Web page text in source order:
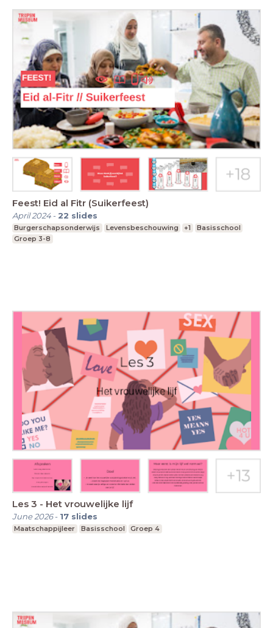
Feest! Eid al Fitr (Suikerfeest)
April 2024- 22 slides
Burgerschapsonderwijs Levensbeschouwing +1
Basisschool
Groep 3-8
Les 3 - Het vrouwelijke lijf
June 2026- 17 slides
Maatschappijleer Basisschool Groep 4